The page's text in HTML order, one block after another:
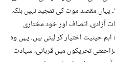
مقصد موت کی تمجید نہیں بلکہ
آزادی، انصاف اور خود مختاری
حیثیت اختیار کر لیتی ہیں۔ یہی وہ
تحریکوں میں قربانی، شہادت